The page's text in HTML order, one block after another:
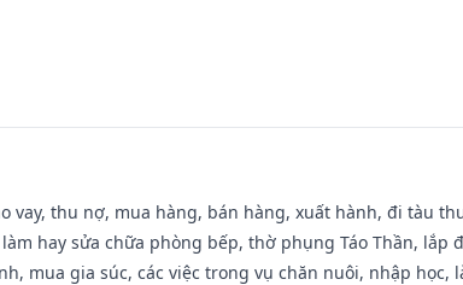
vay, thu nợ, mua hàng, bán hàng, xuất hành, đi tàu
hay sửa chữa phòng bếp, thờ phụng Táo Thần, lắp
mua gia súc, các việc trong vụ chăn nuôi, nhập